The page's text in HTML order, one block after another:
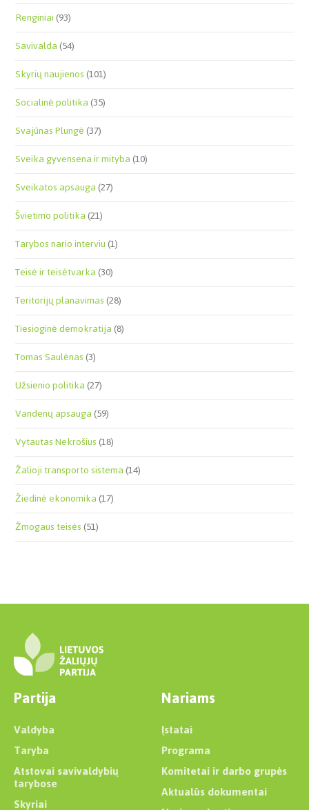
Renginiai(93)
Savivalda(54)
Skyrių naujienos(101)
Socialinė politika(35)
Svajūnas Plungė(37)
Sveika gyvensena ir mityba(10)
Sveikatos apsauga(27)
Švietimo politika(21)
Tarybos nario interviu(1)
Teisė ir teisėtvarka(30)
Teritorijų planavimas(28)
Tiesioginė demokratija(8)
Tomas Saulėnas(3)
Užsienio politika(27)
Vandenų apsauga(59)
Vytautas Nekrošius(18)
Žalioji transporto sistema(14)
Žiedinė ekonomika(17)
Žmogaus teisės(51)
Partija
Valdyba
Taryba
Atstovai savivaldybių
tarybose
Skyriai
Nariams
Įstatai
Programa
Komitetai ir darbo grupės
Aktualūs dokumentai